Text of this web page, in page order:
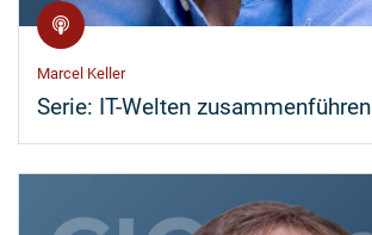
Marcel Keller
Serie: IT-Welten zusammenführen